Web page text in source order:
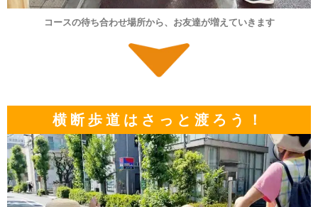
コースの待ち合わせ場所から、お友達が増えていきます
横断歩道はさっと渡ろう！